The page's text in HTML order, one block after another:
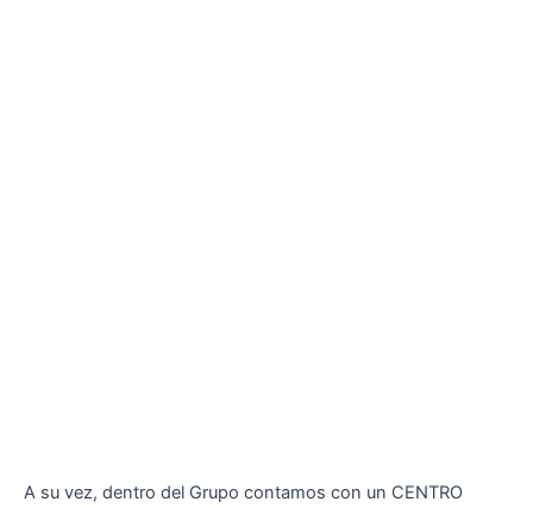
A su vez, dentro del Grupo contamos con un CENTRO